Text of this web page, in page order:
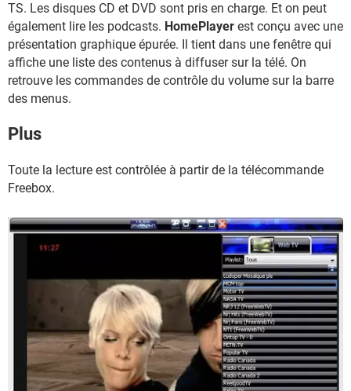
TS. Les disques CD et DVD sont pris en charge. Et on peut
également lire les podcasts. HomePlayer est conçu avec une
présentation graphique épurée. Il tient dans une fenêtre qui
affiche une liste des contenus à diffuser sur la télé. On
retrouve les commandes de contrôle du volume sur la barre
des menus.
Plus
Toute la lecture est contrôlée à partir de la télécommande
Freebox.